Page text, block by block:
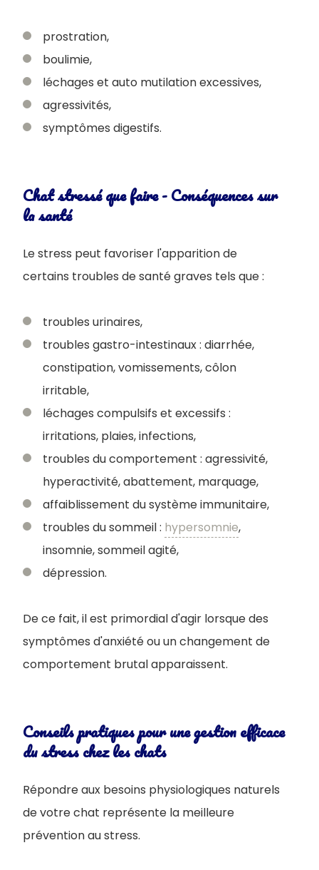
prostration,
boulimie,
léchages et auto mutilation excessives,
agressivités,
symptômes digestifs.
Chat stressé que faire - Conséquences sur
la santé
Le stress peut favoriser l'apparition de
certains troubles de santé graves tels que :
troubles urinaires,
troubles gastro-intestinaux : diarrhée,
constipation, vomissements, côlon
irritable,
léchages compulsifs et excessifs :
irritations, plaies, infections,
troubles du comportement : agressivité,
hyperactivité, abattement, marquage,
affaiblissement du système immunitaire,
troubles du sommeil : hypersomnie,
insomnie, sommeil agité,
dépression.
De ce fait, il est primordial d'agir lorsque des
symptômes d'anxiété ou un changement de
comportement brutal apparaissent.
Conseils pratiques pour une gestion efficace
du stress chez les chats
Répondre aux besoins physiologiques naturels
de votre chat représente la meilleure
prévention au stress.